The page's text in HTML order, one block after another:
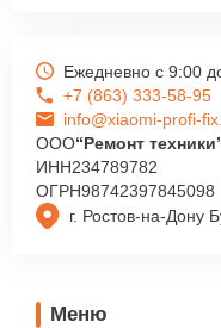
г. Ростов-на-Дону
Ежедневно с 9:00
+7 (863) 333-58-95
info@xiaomi-profi-
ООО“Ремонт
ИНН234789782
ОГРН98742397845098
Меню